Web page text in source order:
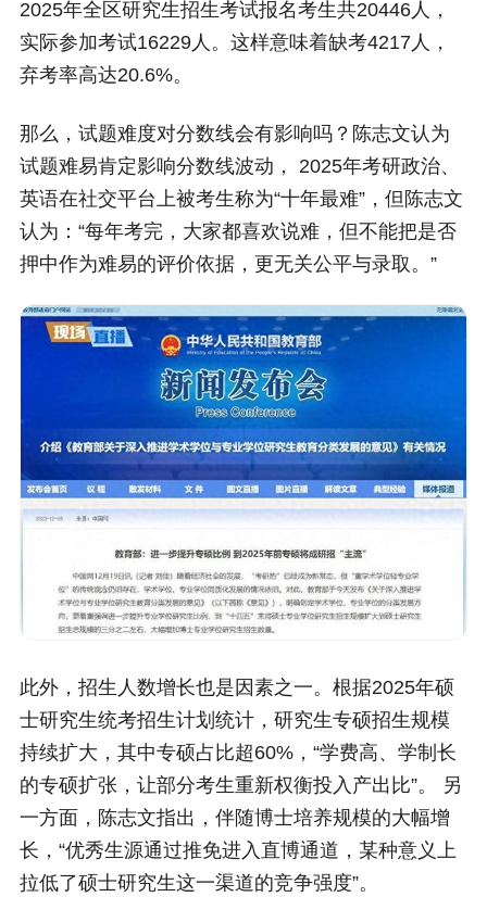
2025年全区研究生招生考试报名考生共20446人，
实际参加考试16229人。这样意味着缺考4217人，
弃考率高达20.6%。
那么，试题难度对分数线会有影响吗？陈志文认为
试题难易肯定影响分数线波动， 2025年考研政治、
英语在社交平台上被考生称为“十年最难”，但陈志文
认为：“每年考完，大家都喜欢说难，但不能把是否
押中作为难易的评价依据，更无关公平与录取。”
此外，招生人数增长也是因素之一。根据2025年硕
士研究生统考招生计划统计，研究生专硕招生规模
持续扩大，其中专硕占比超60%，“学费高、学制长
的专硕扩张，让部分考生重新权衡投入产出比”。 另
一方面，陈志文指出，伴随博士培养规模的大幅增
长，“优秀生源通过推免进入直博通道，某种意义上
拉低了硕士研究生这一渠道的竞争强度”。